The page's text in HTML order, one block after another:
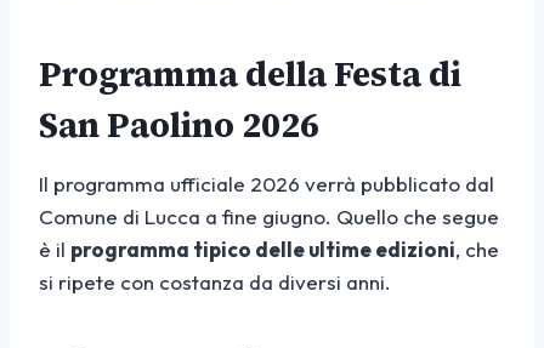
Programma della Festa di
San Paolino 2026
Il programma ufficiale 2026 verrà pubblicato dal
Comune di Lucca a fine giugno. Quello che segue
è il programma tipico delle ultime edizioni, che
si ripete con costanza da diversi anni.